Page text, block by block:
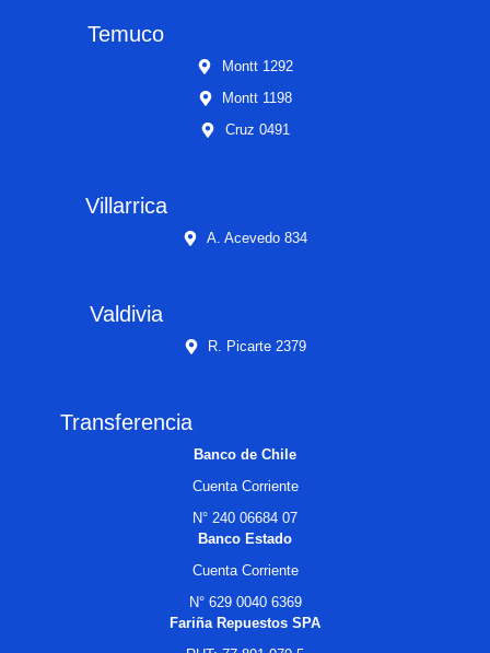
Temuco
Montt 1292
Montt 1198
Cruz 0491
Villarrica
A. Acevedo 834
Valdivia
R. Picarte 2379
Transferencia
Banco de Chile
Cuenta Corriente
N° 240 06684 07
Banco Estado
Cuenta Corriente
N° 629 0040 6369
Fariña Repuestos SPA